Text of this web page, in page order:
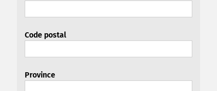
Code postal
Province